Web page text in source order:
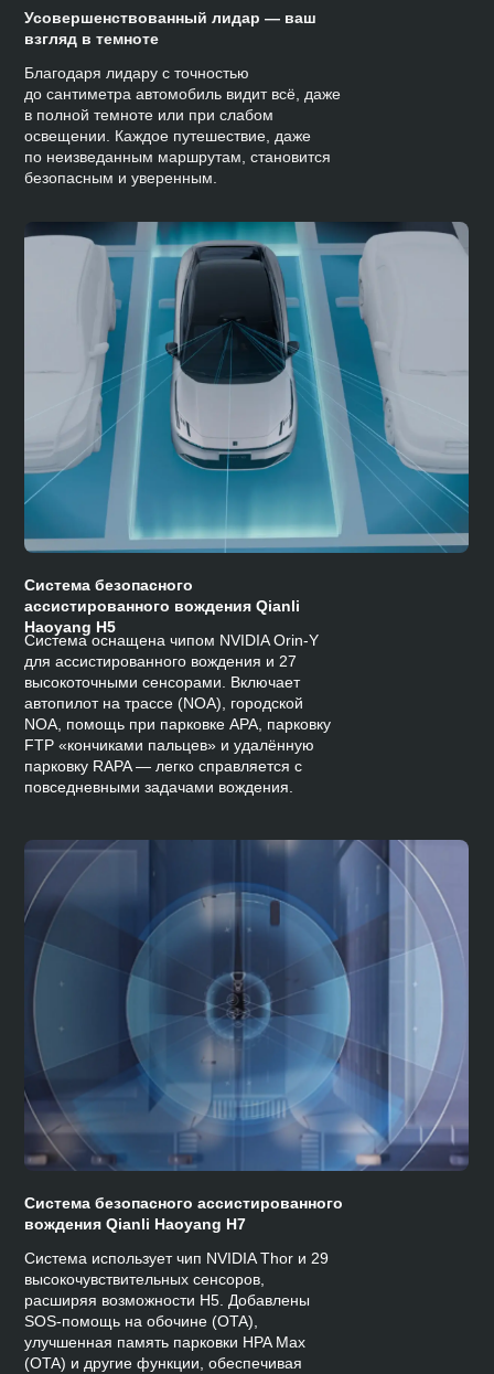
Усовершенствованный лидар — ваш
взгляд в темноте
Благодаря лидару с точностью
до сантиметра автомобиль видит всё, даже
в полной темноте или при слабом
освещении. Каждое путешествие, даже
по неизведанным маршрутам, становится
безопасным и уверенным.
Система безопасного
ассистированного вождения Qianli
Haoyang H5
Система безопасного ассистированного
вождения Qianli Haoyang H7
Система оснащена чипом NVIDIA Orin-Y
для ассистированного вождения и 27
высокоточными сенсорами. Включает
автопилот на трассе (NOA), городской
NOA, помощь при парковке APA, парковку
FTP «кончиками пальцев» и удалённую
парковку RAPA — легко справляется с
повседневными задачами вождения.
Система использует чип NVIDIA Thor и 29
высокочувствительных сенсоров,
расширяя возможности H5. Добавлены
SOS-помощь на обочине (OTA),
улучшенная память парковки HPA Max
(OTA) и другие функции, обеспечивая